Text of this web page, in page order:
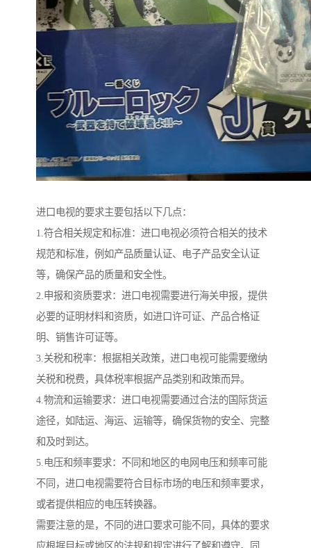
进口电视的要求主要包括以下几点：
1.符合相关规定和标准：进口电视必须符合相关的技术
规范和标准，例如产品质量认证、电子产品安全认证
等，确保产品的质量和安全性。
2.申报和资质要求：进口电视需要进行海关申报，提供
必要的证明材料和资质，如进口许可证、产品合格证
明、销售许可证等。
3.关税和税率：根据相关政策，进口电视可能需要缴纳
关税和税费，具体税率根据产品类别和政策而异。
4.物流和运输要求：进口电视需要通过合法的国际货运
途径，如陆运、海运、运输等，确保货物的安全、完整
和及时到达。
5.电压和频率要求：不同和地区的电网电压和频率可能
不同，进口电视需要符合目标市场的电压和频率要求，
或者提供相应的电压转换器。
需要注意的是，不同的进口要求可能不同，具体的要求